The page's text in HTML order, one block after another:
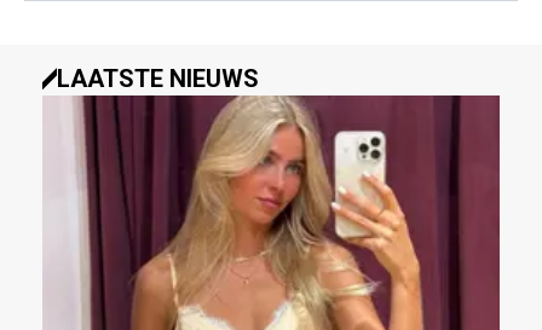
LAATSTE NIEUWS